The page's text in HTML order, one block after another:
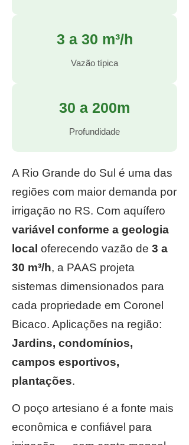
3 a 30 m³/h
Vazão típica
30 a 200m
Profundidade
A Rio Grande do Sul é uma das
regiões com maior demanda por
irrigação no RS. Com aquífero
variável conforme a geologia
local oferecendo vazão de 3 a
30 m³/h, a PAAS projeta
sistemas dimensionados para
cada propriedade em Coronel
Bicaco. Aplicações na região:
Jardins, condomínios,
campos esportivos,
plantações.
O poço artesiano é a fonte mais
econômica e confiável para